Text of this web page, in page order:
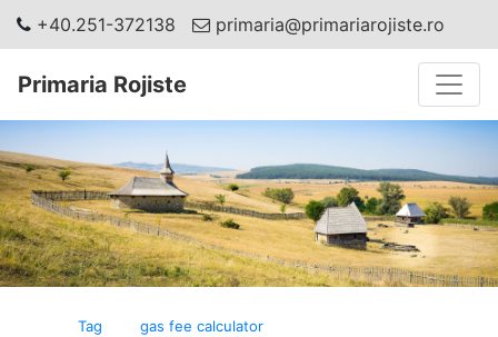
+40.251-372138 primaria@primariarojiste.ro
Primaria Rojiste
Tag gas fee calculator